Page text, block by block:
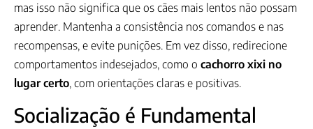
mas isso não significa que os cães mais lentos não possam
aprender. Mantenha a consistência nos comandos e nas
recompensas, e evite punições. Em vez disso, redirecione
comportamentos indesejados, como o cachorro xixi no
lugar certo, com orientações claras e positivas.
Socialização é Fundamental